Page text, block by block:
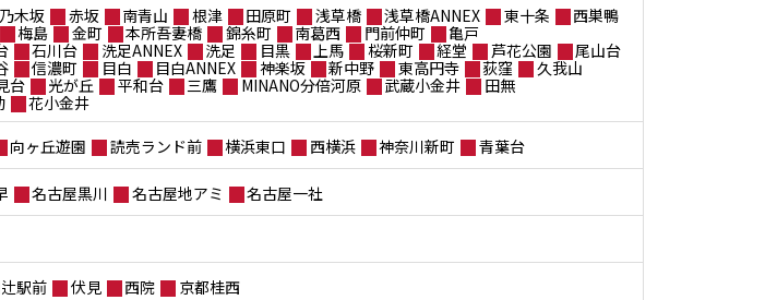
乃木坂 赤坂 南青山 根津 田原町 浅草橋 浅草橋ANNEX 東十条
西巣鴨
梅島 金町 本所吾妻橋 錦糸町 南葛西 門前仲町
亀戸
石川台 洗足ANNEX 洗足 目黒 上馬 桜新町 経堂 芦花公園
尾山台
信濃町 目白 目白ANNEX 神楽坂 新中野 東高円寺 荻窪
久我山
台 光が丘 平和台 三鷹 MINANO分倍河原 武蔵小金井
田無
花小金井
向ヶ丘遊園 読売ランド前 横浜東口 西横浜 神奈川新町 青葉台
名古屋黒川 名古屋地アミ 名古屋一社
駅前 伏見 西院 京都桂西